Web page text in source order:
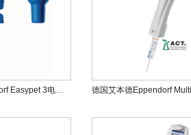
德国艾本德Eppendorf Easypet 3电动助吸器